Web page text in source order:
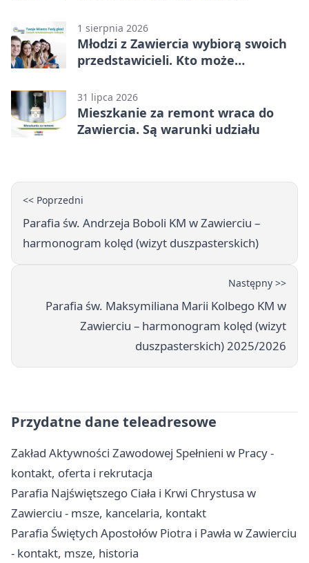
1 sierpnia 2026
Młodzi z Zawiercia wybiorą swoich
przedstawicieli. Kto może
31 lipca 2026
Mieszkanie za remont wraca do
Zawiercia. Są warunki udziału
<< Poprzedni
Parafia św. Andrzeja Boboli KM w Zawierciu –
harmonogram kolęd (wizyt duszpasterskich)
Następny >>
Parafia św. Maksymiliana Marii Kolbego KM w
Zawierciu – harmonogram kolęd (wizyt
duszpasterskich) 2025/2026
Przydatne dane teleadresowe
Zakład Aktywności Zawodowej Spełnieni w Pracy -
kontakt, oferta i rekrutacja
Parafia Najświętszego Ciała i Krwi Chrystusa w
Zawierciu - msze, kancelaria, kontakt
Parafia Świętych Apostołów Piotra i Pawła w Zawierciu
- kontakt, msze, historia